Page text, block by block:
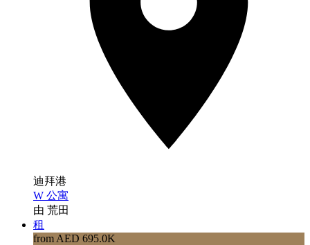
迪拜港
W 公寓
由 荒田
租
from AED 695.0K